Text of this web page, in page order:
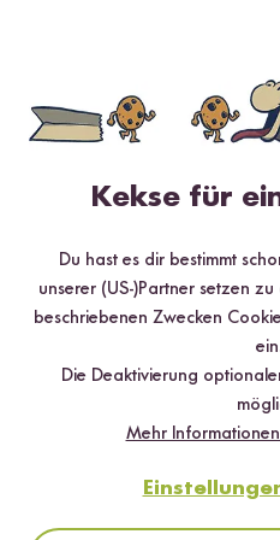
3 Sterne
1 Stern
Bewerte
Schon probiert und für gut
Kekse für
Du hast es dir bestimmt
unserer (US-)Partner setzen
beschriebenen Zwecken
Die Deaktivierung
Mehr